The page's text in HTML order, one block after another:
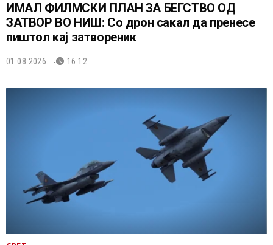
ИМАЛ ФИЛМСКИ ПЛАН ЗА БЕГСТВО ОД
ЗАТВОР ВО НИШ: Со дрон сакал да пренесе
пиштол кај затвореник
01.08.2026. 16:12